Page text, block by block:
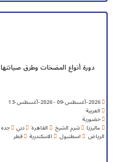
دورة أنواع المضخات وطرق صيانتها
2026-أغسطس-09 - 2026-أغسطس-13
العربية
حضورية
ماليزيا شرم الشيخ القاهرة دبي جده
الرياض اسطنبول الاسكندرية قطر